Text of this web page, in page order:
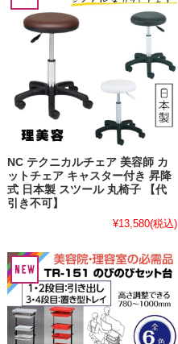
NC テクニカルチェア 美容師 カ
ットチェア キャスター付き 昇降
式 日本製 スツール 丸椅子 【代
引き不可】
¥13,580(税込)